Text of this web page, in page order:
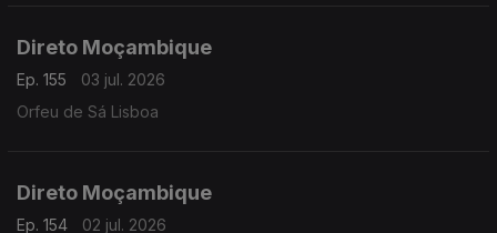
Direto Moçambique
Ep. 155
03 jul. 2026
Orfeu de Sá Lisboa
Direto Moçambique
Ep. 154
02 jul. 2026